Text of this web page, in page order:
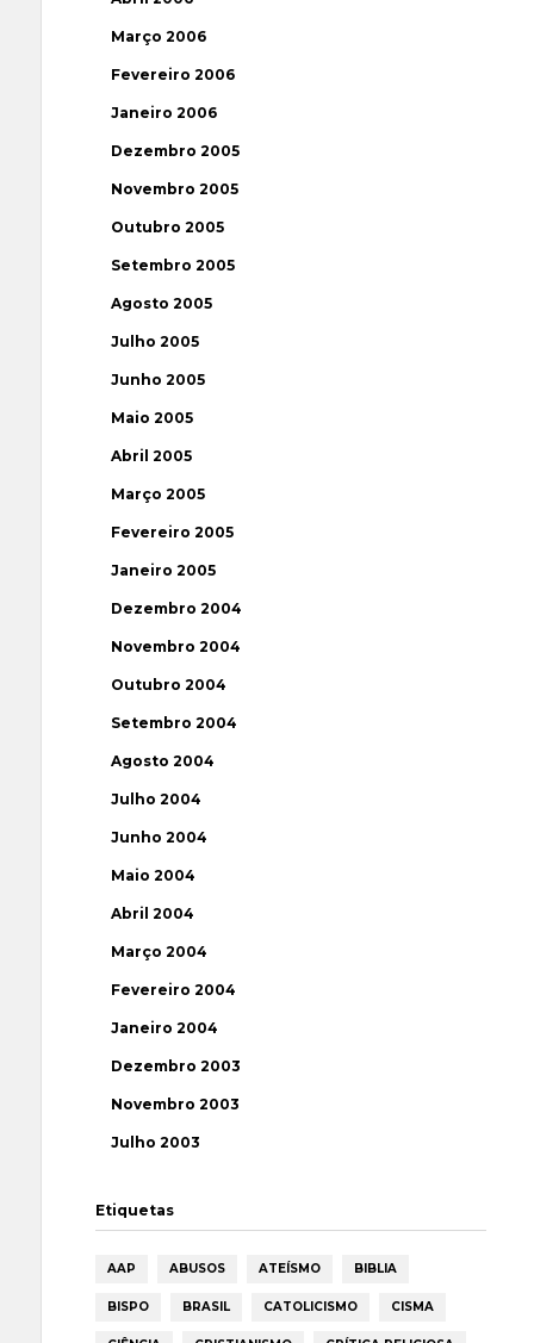
Março 2006
Fevereiro 2006
Janeiro 2006
Dezembro 2005
Novembro 2005
Outubro 2005
Setembro 2005
Agosto 2005
Julho 2005
Junho 2005
Maio 2005
Abril 2005
Março 2005
Fevereiro 2005
Janeiro 2005
Dezembro 2004
Novembro 2004
Outubro 2004
Setembro 2004
Agosto 2004
Julho 2004
Junho 2004
Maio 2004
Abril 2004
Março 2004
Fevereiro 2004
Janeiro 2004
Dezembro 2003
Novembro 2003
Julho 2003
Etiquetas
AAP ABUSOS ATEÍSMO BIBLIA
BISPO BRASIL CATOLICISMO CISMA